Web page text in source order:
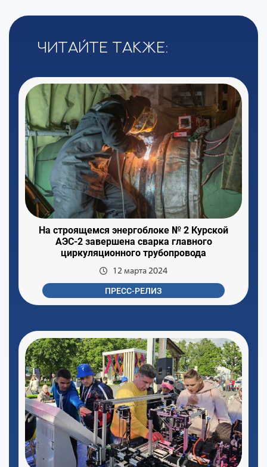
Читайте также:
На строящемся энергоблоке № 2 Курской
АЭС-2 завершена сварка главного
циркуляционного трубопровода
12 марта 2024
ПРЕСС-РЕЛИЗ